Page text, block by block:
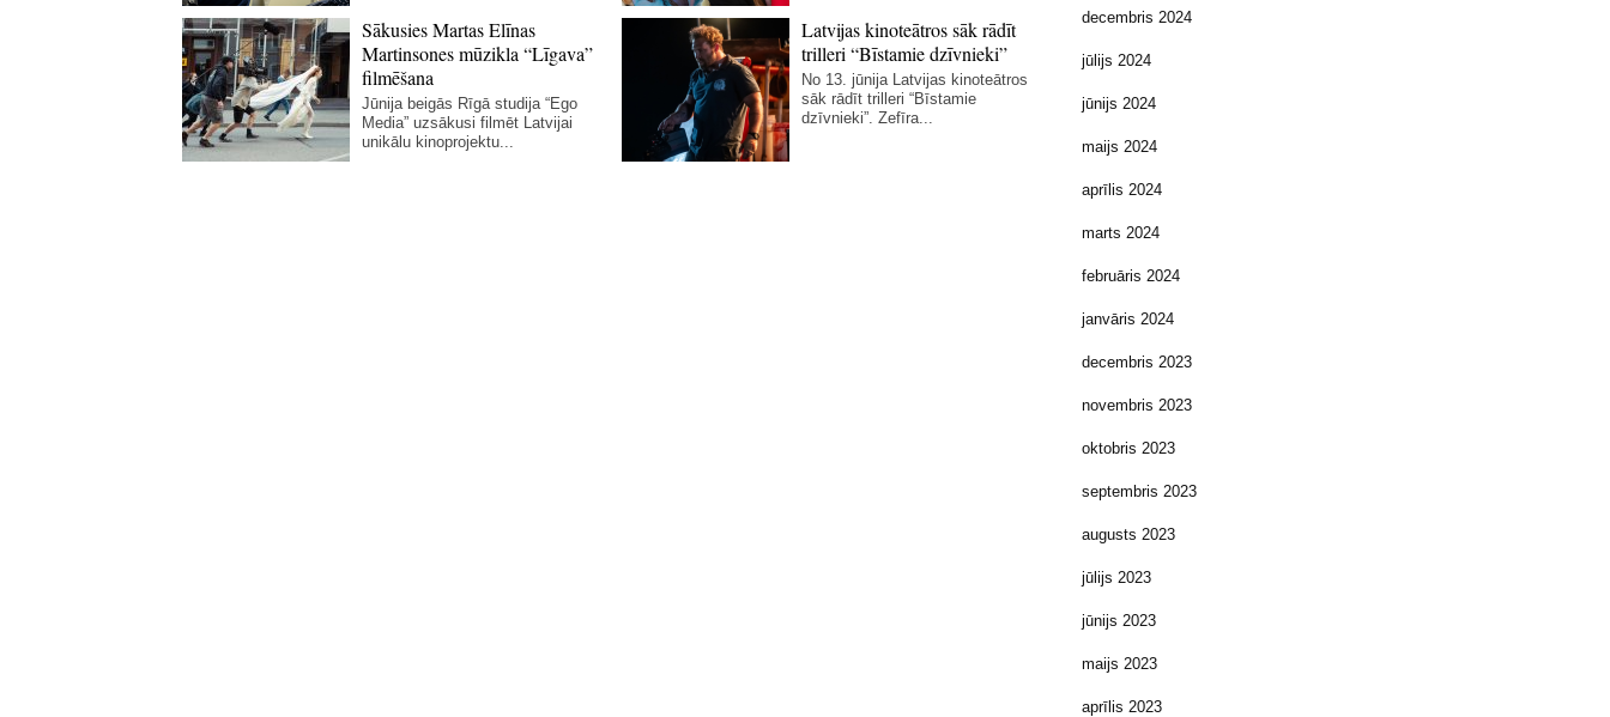
Sākusies Martas Elīnas
Martinsones mūzikla “Līgava”
filmēšana
Jūnija beigās Rīgā studija “Ego
Media” uzsākusi filmēt Latvijai
unikālu kinoprojektu...
Latvijas kinoteātros sāk rādīt
trilleri “Bīstamie dzīvnieki”
No 13. jūnija Latvijas kinoteātros
sāk rādīt trilleri “Bīstamie
dzīvnieki”. Zefīra...
decembris 2024
jūlijs 2024
jūnijs 2024
maijs 2024
aprīlis 2024
marts 2024
februāris 2024
janvāris 2024
decembris 2023
novembris 2023
oktobris 2023
septembris 2023
augusts 2023
jūlijs 2023
jūnijs 2023
maijs 2023
aprīlis 2023